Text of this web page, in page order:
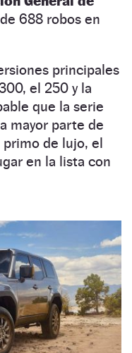
688 robos en
principales
el 250 y la
que la serie
mayor parte de
primo de lujo, el
en la lista con